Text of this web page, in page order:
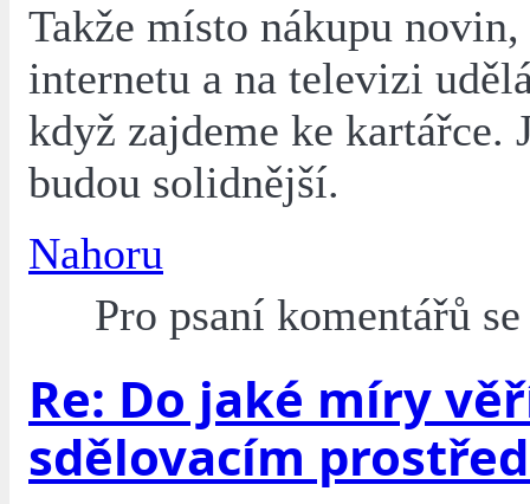
Takže místo nákupu
internetu a na televizi
když zajdeme ke kartářce.
budou solidnější.
Nahoru
Pro psaní komentářů
Re: Do jaké míry
sdělovacím